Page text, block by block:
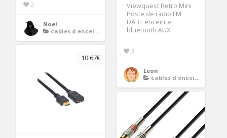
2
Noel
cables d enceintes
Viewquest Retro Mini
Poste de radio FM
DAB+ enceinte
bluetooth AUX
3
Leon
cables d enceintes
10.67€